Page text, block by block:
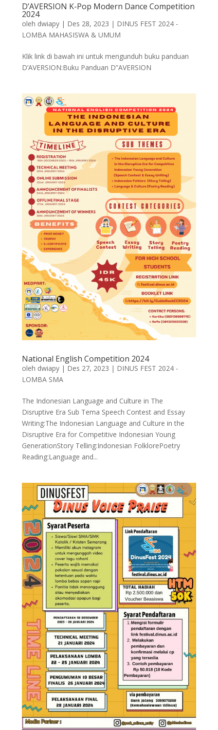
D’AVERSION K-Pop Modern Dance Competition
2024
oleh dwiapy| Des 28, 2023 | DINUS FEST 2024 -
LOMBA MAHASISWA & UMUM
Klik link di bawah ini untuk mengunduh buku panduan
D’AVERSION:Buku Panduan D”AVERSION
National English Competition 2024
oleh dwiapy| Des 27, 2023 | DINUS FEST 2024 -
LOMBA SMA
The Indonesian Language and Culture in The
Disruptive Era Sub Tema Speech Contest and Essay
Writing:The Indonesian Language and Culture in the
Disruptive Era for Competitive Indonesian Young
GenerationStory Telling:Indonesian FolklorePoetry
Reading:Language and...